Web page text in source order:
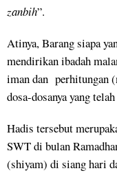
zanbih”.
Atinya, Barang siapa
mendirikan ibadah
iman dan perhitungan
dosa-dosanya yang
Hadis tersebut
SWT di bulan
(shiyam) di siang hari